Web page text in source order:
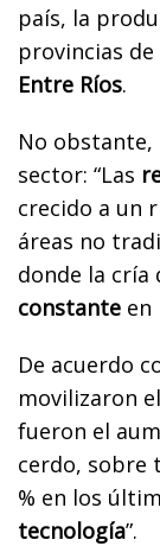
país, la
provincias de
Entre Ríos.
No obstante,
sector: “Las
crecido a un
áreas no
donde la cría
constante en
De acuerdo
movilizaron el
fueron el
cerdo, sobre
% en los
tecnología”.